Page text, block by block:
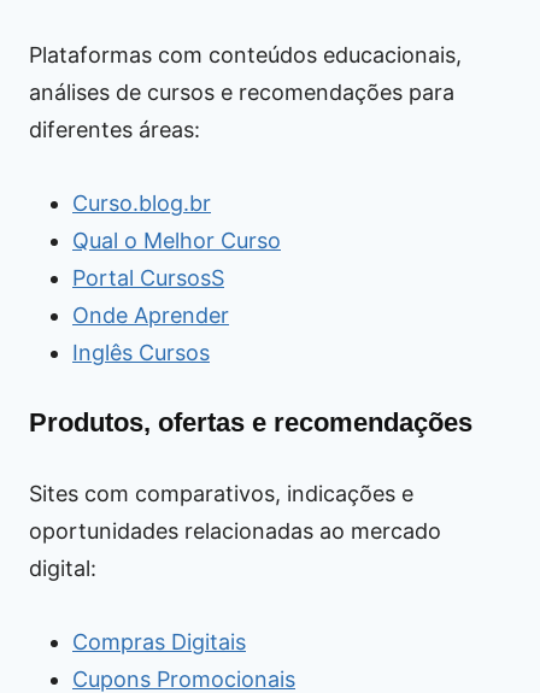
Plataformas com conteúdos educacionais,
análises de cursos e recomendações para
diferentes áreas:
Curso.blog.br
Qual o Melhor Curso
Portal CursosS
Onde Aprender
Inglês Cursos
Produtos, ofertas e recomendações
Sites com comparativos, indicações e
oportunidades relacionadas ao mercado
digital:
Compras Digitais
Cupons Promocionais